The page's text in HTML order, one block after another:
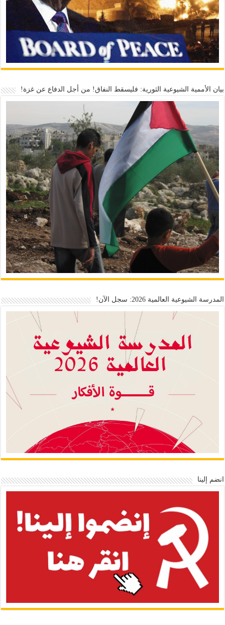
بيان الأممية الشيوعية الثورية: فليسقط النفاق! من أجل الدفاع عن غزة!
المدرسة الشيوعية العالمية 2026: سجل الآن!
انضم إلينا